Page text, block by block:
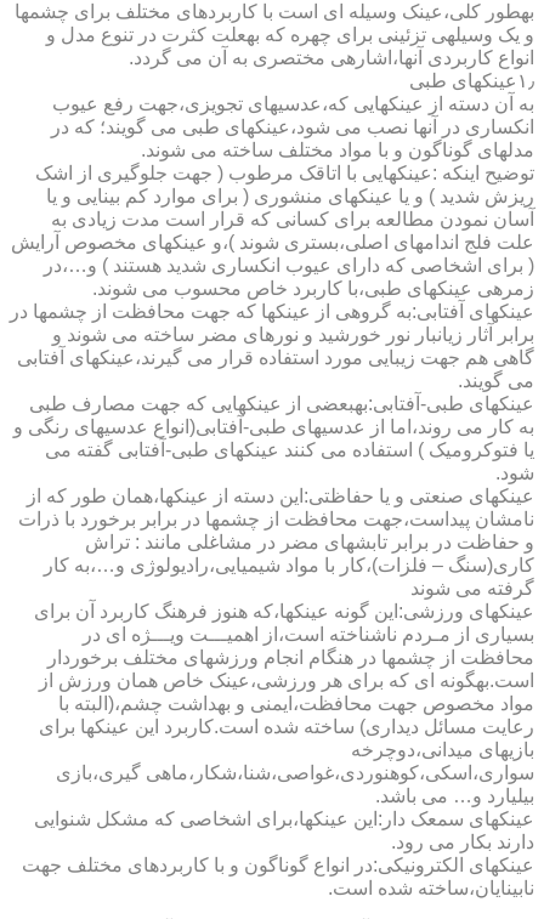
به­طور کلی،عینک وسیله ای است با کاربردهای مختلف برای چشمها
و یک وسیله­ی تزئینی برای چهره که به­علت کثرت در تنوع مدل و
انواع کاربردی آنها،اشاره­ی مختصری به آن می گردد.
۱٫عینکهای طبی
به آن دسته از عینکهایی که،عدسیهای تجویزی،جهت رفع عیوب
انکساری در آنها نصب می شود،عینکهای طبی می گویند؛ که در
مدلهای گوناگون و با مواد مختلف ساخته می شوند.
توضیح اینکه :عینکهایی با اتاقک مرطوب ( جهت جلوگیری از اشک
ریزش شدید ) و یا عینکهای منشوری ( برای موارد کم بینایی و یا
آسان نمودن مطالعه برای کسانی که قرار است مدت زیادی به
علت فلج اندامهای اصلی،بستری شوند )،و عینکهای مخصوص آرایش
( برای اشخاصی که دارای عیوب انکساری شدید هستند ) و…،در
زمره­ی عینکهای طبی،با کاربرد خاص محسوب می شوند.
عینکهای آفتابی:به گروهی از عینکها که جهت محافظت از چشمها در
برابر آثار زیانبار نور خورشید و نورهای مضر ساخته می شوند و
گاهی هم جهت زیبایی مورد استفاده قرار می گیرند،عینکهای آفتابی
می گویند.
عینکهای طبی-آفتابی:به­بعضی از عینکهایی که جهت مصارف طبی
به کار می روند،اما از عدسیهای طبی-آفتابی(انواع عدسیهای رنگی و
یا فتوکرومیک ) استفاده می کنند عینکهای طبی-آفتابی گفته می
شود.
عینکهای صنعتی و یا حفاظتی:این دسته از عینکها،همان طور که از
نامشان پیداست،جهت محافظت از چشمها در برابر برخورد با ذرات
و حفاظت در برابر تابشهای مضر در مشاغلی مانند : تراش
کاری(سنگ – فلزات)،کار با مواد شیمیایی،رادیولوژی و…،به کار
گرفته می شوند
عینکهای ورزشی:این گونه عینکها،که هنوز فرهنگ کاربرد آن برای
بسیاری از مـردم ناشناخته است،از اهمیـــت ویـــژه ای در
محافظت از چشمها در هنگام انجام ورزشهای مختلف برخوردار
است.به­گونه ای که برای هر ورزشی،عینک خاص همان ورزش از
مواد مخصوص جهت محافظت،ایمنی و بهداشت چشم،(البته با
رعایت مسائل دیداری) ساخته شده است.کاربرد این عینکها برای
بازیهای میدانی،دوچرخه
سواری،اسکی،کوهنوردی،غواصی،شنا،شکار،ماهی گیری،بازی
بیلیارد و… می باشد.
عینکهای سمعک دار:این عینکها،برای اشخاصی که مشکل شنوایی
دارند بکار می رود.
عینکهای الکترونیکی:در انواع گوناگون و با کاربردهای مختلف جهت
نابینایان،ساخته شده است.